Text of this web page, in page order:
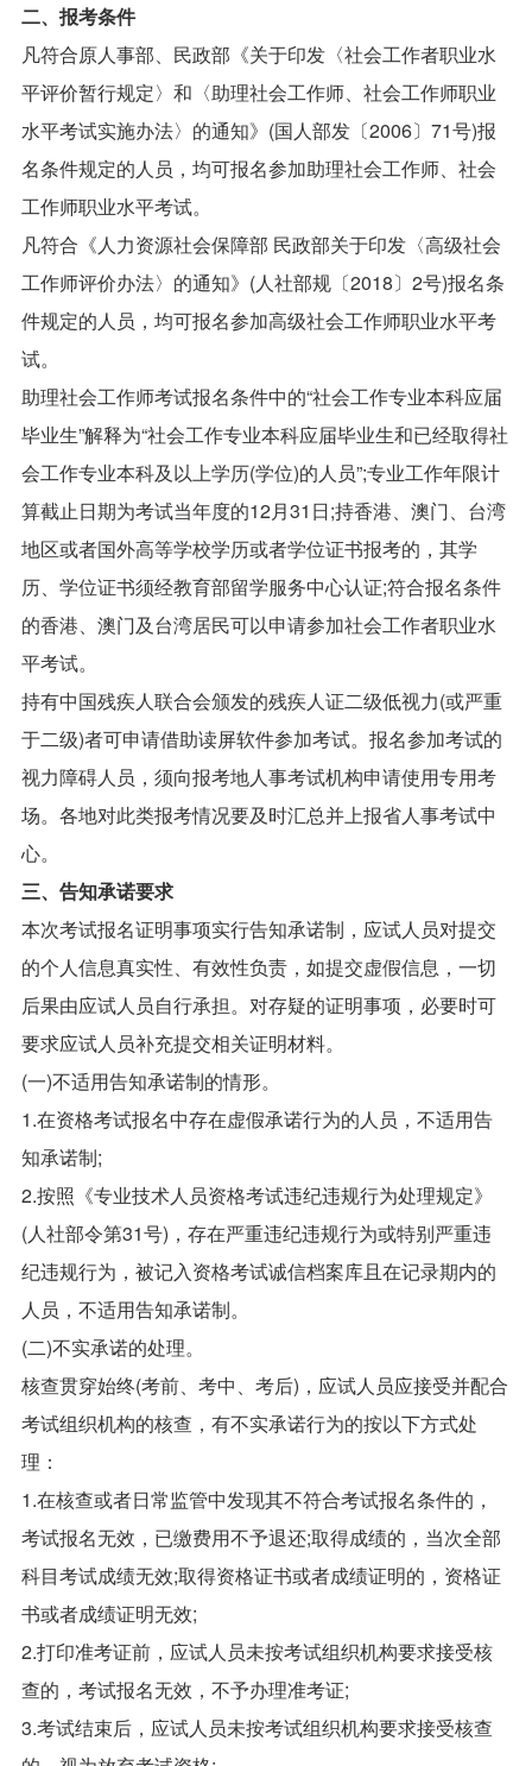
二、报考条件
凡符合原人事部、民政部《关于印发〈社会工作者职业水
平评价暂行规定〉和〈助理社会工作师、社会工作师职业
水平考试实施办法〉的通知》(国人部发〔2006〕71号)报
名条件规定的人员，均可报名参加助理社会工作师、社会
工作师职业水平考试。
凡符合《人力资源社会保障部 民政部关于印发〈高级社会
工作师评价办法〉的通知》(人社部规〔2018〕2号)报名条
件规定的人员，均可报名参加高级社会工作师职业水平考
试。
助理社会工作师考试报名条件中的“社会工作专业本科应届
毕业生”解释为“社会工作专业本科应届毕业生和已经取得社
会工作专业本科及以上学历(学位)的人员”;专业工作年限计
算截止日期为考试当年度的12月31日;持香港、澳门、台湾
地区或者国外高等学校学历或者学位证书报考的，其学
历、学位证书须经教育部留学服务中心认证;符合报名条件
的香港、澳门及台湾居民可以申请参加社会工作者职业水
平考试。
持有中国残疾人联合会颁发的残疾人证二级低视力(或严重
于二级)者可申请借助读屏软件参加考试。报名参加考试的
视力障碍人员，须向报考地人事考试机构申请使用专用考
场。各地对此类报考情况要及时汇总并上报省人事考试中
心。
三、告知承诺要求
本次考试报名证明事项实行告知承诺制，应试人员对提交
的个人信息真实性、有效性负责，如提交虚假信息，一切
后果由应试人员自行承担。对存疑的证明事项，必要时可
要求应试人员补充提交相关证明材料。
(一)不适用告知承诺制的情形。
1.在资格考试报名中存在虚假承诺行为的人员，不适用告
知承诺制;
2.按照《专业技术人员资格考试违纪违规行为处理规定》
(人社部令第31号)，存在严重违纪违规行为或特别严重违
纪违规行为，被记入资格考试诚信档案库且在记录期内的
人员，不适用告知承诺制。
(二)不实承诺的处理。
核查贯穿始终(考前、考中、考后)，应试人员应接受并配合
考试组织机构的核查，有不实承诺行为的按以下方式处
理：
1.在核查或者日常监管中发现其不符合考试报名条件的，
考试报名无效，已缴费用不予退还;取得成绩的，当次全部
科目考试成绩无效;取得资格证书或者成绩证明的，资格证
书或者成绩证明无效;
2.打印准考证前，应试人员未按考试组织机构要求接受核
查的，考试报名无效，不予办理准考证;
3.考试结束后，应试人员未按考试组织机构要求接受核查